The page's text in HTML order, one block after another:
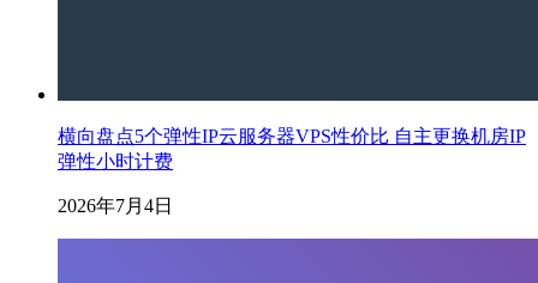
横向盘点5个弹性IP云服务器VPS性价比 自主更换机房IP
弹性小时计费
2026年7月4日